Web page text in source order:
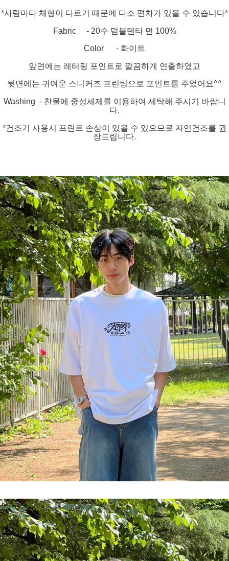
*사람마다 체형이 다르기 때문에 다소 편차가 있을 수 있습니다*
Fabric - 20수 덤블텐타 면 100%
Color - 화이트
앞면에는 레터링 포인트로 깔끔하게 연출하였고
뒷면에는 귀여운 스니커즈 프린팅으로 포인트를 주었어요^^
Washing - 찬물에 중성세제를 이용하여 세탁해 주시기 바랍니
다.
*건조기 사용시 프린트 손상이 있을 수 있으므로 자연건조를 권
장드립니다.